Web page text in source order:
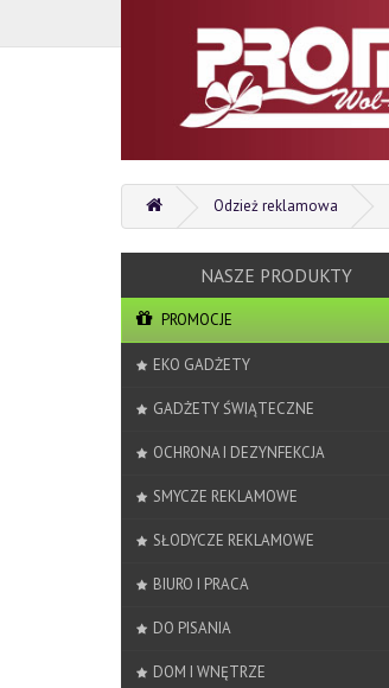
Odzież reklamowa
PROMOCJE
EKO GADŻETY
GADŻETY ŚWIĄTECZNE
OCHRONA I DEZYNFEKCJA
SMYCZE REKLAMOWE
SŁODYCZE REKLAMOWE
BIURO I PRACA
DO PISANIA
DOM I WNĘTRZE